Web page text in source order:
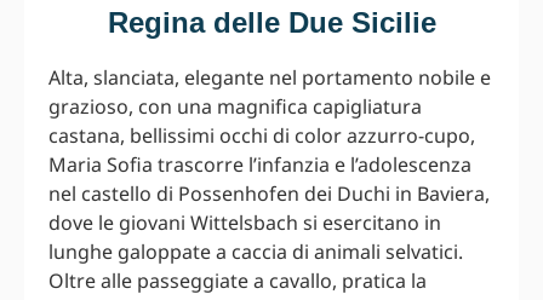
Regina delle Due Sicilie
Alta, slanciata, elegante nel portamento nobile e
grazioso, con una magnifica capigliatura
castana, bellissimi occhi di color azzurro-cupo,
Maria Sofia trascorre l’infanzia e l’adolescenza
nel castello di Possenhofen dei Duchi in Baviera,
dove le giovani Wittelsbach si esercitano in
lunghe galoppate a caccia di animali selvatici.
Oltre alle passeggiate a cavallo, pratica la